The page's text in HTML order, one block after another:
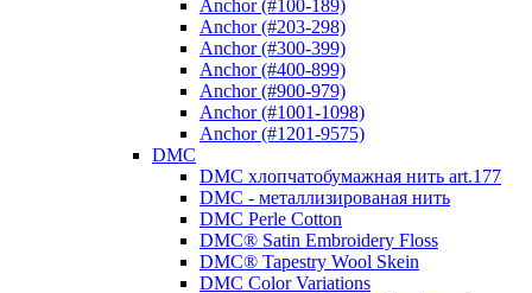
Anchor (#100-189)
Anchor (#203-298)
Anchor (#300-399)
Anchor (#400-899)
Anchor (#900-979)
Anchor (#1001-1098)
Anchor (#1201-9575)
DMC
DMC хлопчатобумажная нить art.177
DMC - металлизированая нить
DMC Perle Cotton
DMC® Satin Embroidery Floss
DMC® Tapestry Wool Skein
DMC Color Variations